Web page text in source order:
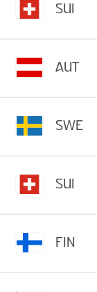
SUI
AUT
SWE
SUI
FIN